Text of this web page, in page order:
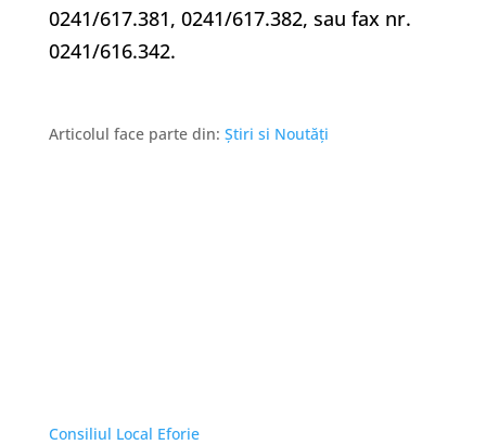
0241/617.381, 0241/617.382, sau fax nr.
0241/616.342.
Articolul face parte din: Știri si Noutăți
Consiliul Local Eforie